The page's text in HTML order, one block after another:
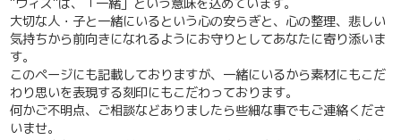
大切な人・子と一緒にいるという心の安らぎと、心の整理、悲しい
気持ちから前向きになれるようにお守りとしてあなたに寄り添いま
す。
このページにも記載しておりますが、一緒にいるから素材にもこだ
わり思いを表現する刻印にもこだわっております。
何かご不明点、ご相談などありましたら些細な事でもご連絡くださ
いませ。